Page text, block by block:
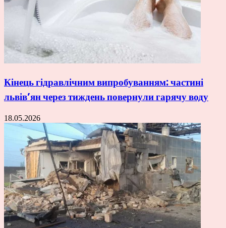
Кінець гідравлічним випробуванням: частині
львів’ян через тиждень повернули гарячу воду
18.05.2026